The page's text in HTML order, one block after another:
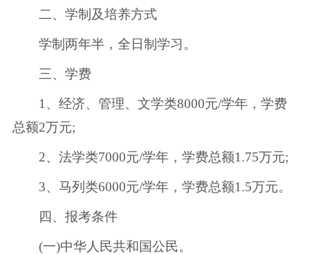
二、学制及培养方式
学制两年半，全日制学习。
三、学费
1、经济、管理、文学类8000元/学年，学费
总额2万元;
2、法学类7000元/学年，学费总额1.75万元;
3、马列类6000元/学年，学费总额1.5万元。
四、报考条件
(一)中华人民共和国公民。